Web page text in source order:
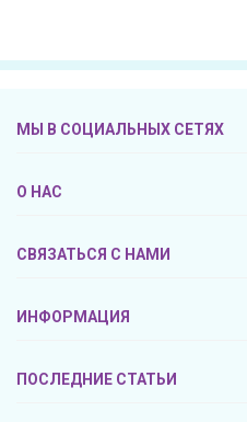
МЫ В СОЦИАЛЬНЫХ СЕТЯХ
О НАС
СВЯЗАТЬСЯ С НАМИ
ИНФОРМАЦИЯ
ПОСЛЕДНИЕ СТАТЬИ